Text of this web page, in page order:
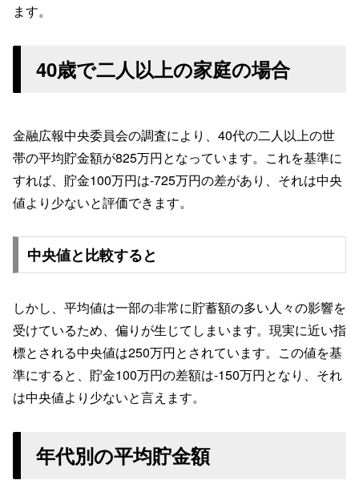
ます。
40歳で二人以上の家庭の場合
金融広報中央委員会の調査により、40代の二人以上の世
帯の平均貯金額が825万円となっています。これを基準に
すれば、貯金100万円は-725万円の差があり、それは中央
値より少ないと評価できます。
中央値と比較すると
しかし、平均値は一部の非常に貯蓄額の多い人々の影響を
受けているため、偏りが生じてしまいます。現実に近い指
標とされる中央値は250万円とされています。この値を基
準にすると、貯金100万円の差額は-150万円となり、それ
は中央値より少ないと言えます。
年代別の平均貯金額